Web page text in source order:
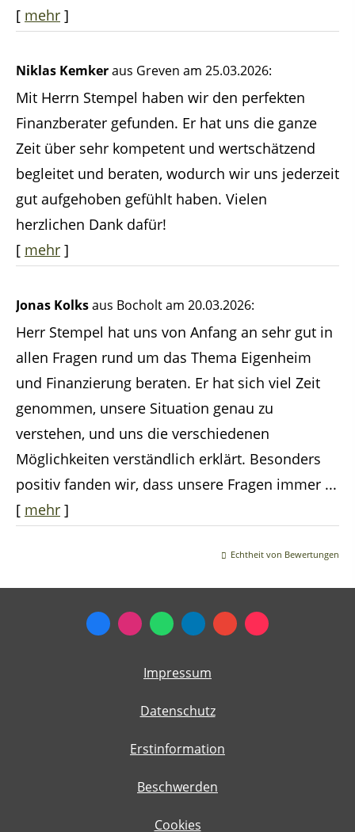
[ mehr ]
Niklas Kemkeraus Greven am 25.03.2026:
Mit Herrn Stempel haben wir den perfekten
Finanzberater gefunden. Er hat uns die ganze
Zeit über sehr kompetent und wertschätzend
begleitet und beraten, wodurch wir uns jederzeit
gut aufgehoben gefühlt haben. Vielen
herzlichen Dank dafür!
[ mehr ]
Jonas Kolksaus Bocholtam 20.03.2026:
Herr Stempel hat uns von Anfang an sehr gut in
allen Fragen rund um das Thema Eigenheim
und Finanzierung beraten. Er hat sich viel Zeit
genommen, unsere Situation genau zu
verstehen, und uns die verschiedenen
Möglichkeiten verständlich erklärt. Besonders
positiv fanden wir, dass unsere Fragen immer ...
[ mehr ]
Echtheit von Bewertungen
Impressum
Datenschutz
Erstinformation
Beschwerden
Cookies